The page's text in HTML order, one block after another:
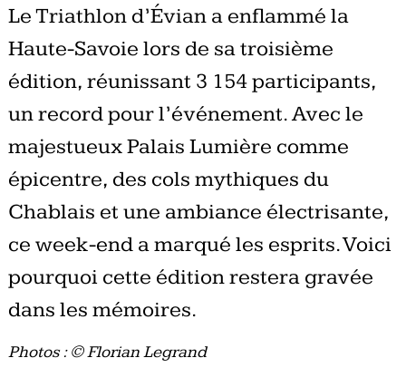
Le Triathlon d’Évian a enflammé la
Haute-Savoie lors de sa troisième
édition, réunissant 3 154 participants,
un record pour l’événement. Avec le
majestueux Palais Lumière comme
épicentre, des cols mythiques du
Chablais et une ambiance électrisante,
ce week-end a marqué les esprits. Voici
pourquoi cette édition restera gravée
dans les mémoires.
Photos : © Florian Legrand